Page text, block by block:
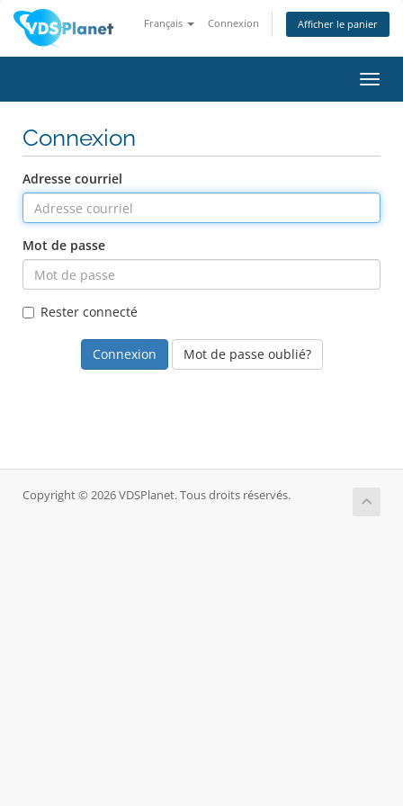
Français Connexion Afficher le panier
la
Connexion
Adresse courriel
Mot de passe
Rester connecté
Mot de passe oublié?
Copyright © 2026 VDSPlanet. Tous droits réservés.